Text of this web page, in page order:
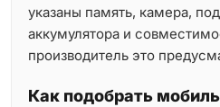
указаны память, камера,
аккумулятора и
производитель это
Как подобрать